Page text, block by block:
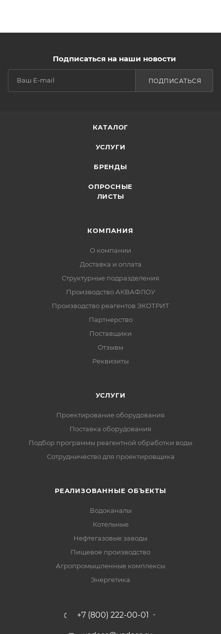
Подписаться на наши новости
ПОДПИСАТЬСЯ
КАТАЛОГ
УСЛУГИ
БРЕНДЫ
ОПРОСНЫЕ
ЛИСТЫ
КОМПАНИЯ
О компании
Доставка и оплата
Структурные подразделения
Производство АКВАФЛОУ
Производство реагентов ЭКОТРИТ
Партнерство
Поставщики
Отзывы
Реквизиты
УСЛУГИ
Проектирование оборудования
Поставка оборудования
Подбор программы реагентной обработки воды
Сотрудничество для проектировщика
РЕАЛИЗОВАННЫЕ ОБЪЕКТЫ
Водоканалы
Котельные
Нефтегазовые заводы
Пищевое производство
Агропромышленные комплексы
Энергетика
+7 (800) 222-00-01